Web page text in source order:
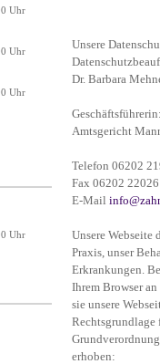
Uhr
Uhr
Uhr
Uhr
Unsere
Dr. Barbara
Amtsgericht
Telefon 06202
Fax 06202 22026
E-Mail
Unsere
Praxis, unser
Erkrankungen.
Ihrem Browser
sie unsere
Rechtsgrundlage
erhoben: